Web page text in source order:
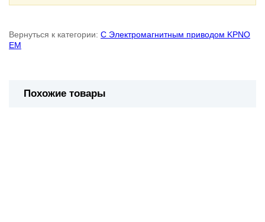
Вернуться к категории: С Электромагнитным приводом KPNO
EM
Похожие товары